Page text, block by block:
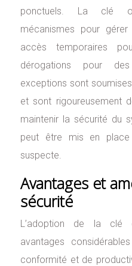
ponctuels. La clé
mécanismes pour
accès temporaires
dérogations pour
exceptions sont
et sont rigoureusement
maintenir la sécurité du
peut être mis en
suspecte.
Avantages et
sécurité
L’adoption de la clé
avantages
conformité et de